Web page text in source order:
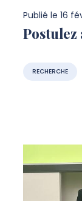
Publié le 16
Postulez
RECHERCHE